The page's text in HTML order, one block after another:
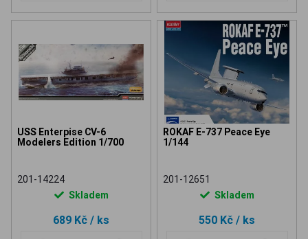
USS Enterpise CV-6
Modelers Edition 1/700
201-14224
Skladem
689 Kč / ks
ROKAF E-737 Peace Eye
1/144
201-12651
Skladem
550 Kč / ks